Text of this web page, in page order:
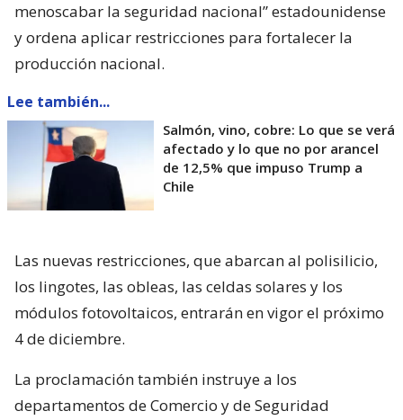
menoscabar la seguridad nacional” estadounidense
y ordena aplicar restricciones para fortalecer la
producción nacional.
Lee también...
Salmón, vino, cobre: Lo que se verá
afectado y lo que no por arancel
de 12,5% que impuso Trump a
Chile
Las nuevas restricciones, que abarcan al polisilicio,
los lingotes, las obleas, las celdas solares y los
módulos fotovoltaicos, entrarán en vigor el próximo
4 de diciembre.
La proclamación también instruye a los
departamentos de Comercio y de Seguridad